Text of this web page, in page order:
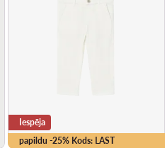
papildu -25% Kods: LAST
Iespēja